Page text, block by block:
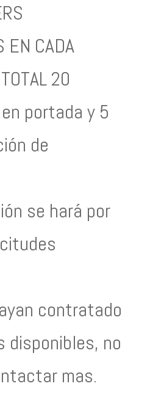
EN CADA
20
portada y 5
de
se hará por
contratado
disponibles, no
mas.